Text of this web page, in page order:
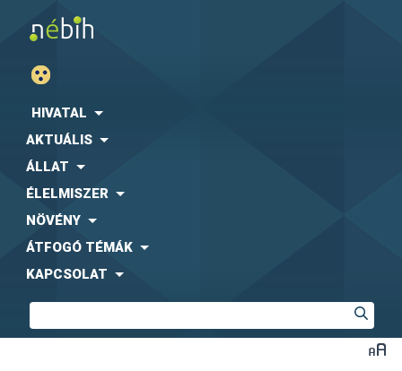
HIVATAL
AKTUÁLIS
ÁLLAT
ÉLELMISZER
NÖVÉNY
ÁTFOGÓ TÉMÁK
KAPCSOLAT